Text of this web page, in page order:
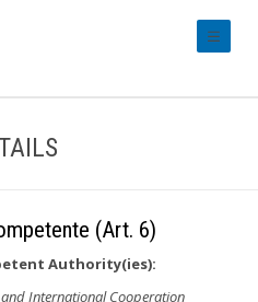
(Art. 6)
Authority(ies):
International Cooperation